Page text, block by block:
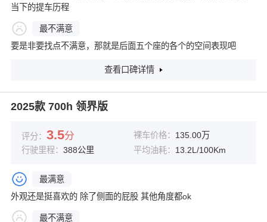
当下的提车历程
最不满意
要是非要找点不满意，那就是后面五个座的各个的空间表现吧
查看口碑详情
2025款 700h 领界版
评分： 3.5分 裸车价格： 135.00万
行驶里程： 388公里 平均油耗： 13.2L/100Km
最满意
外观还是挺喜欢的 除了侧面的屁股 其他角度都ok
最不满意